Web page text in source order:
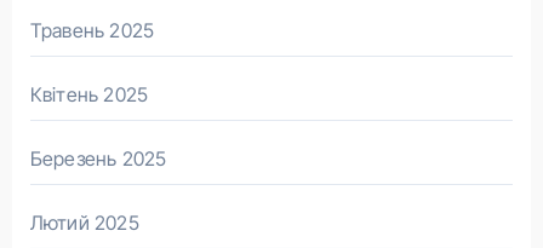
Травень 2025
Квітень 2025
Березень 2025
Лютий 2025